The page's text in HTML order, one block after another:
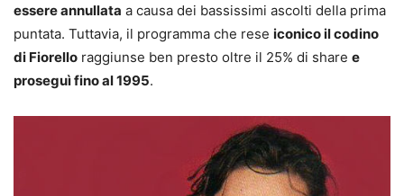
essere annullata a causa dei bassissimi ascolti della prima
puntata. Tuttavia, il programma che rese iconico il codino
di Fiorello raggiunse ben presto oltre il 25% di share e
proseguì fino al 1995.